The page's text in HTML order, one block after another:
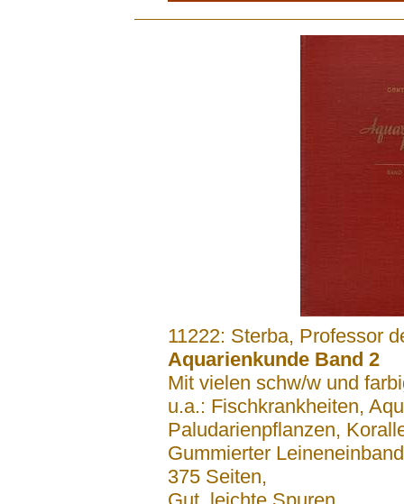
11222: Sterba, Professor
Aquarienkunde Band 2
Mit vielen schw/w und
u.a.: Fischkrankheiten,
Paludarienpflanzen,
Gummierter
375 Seiten,